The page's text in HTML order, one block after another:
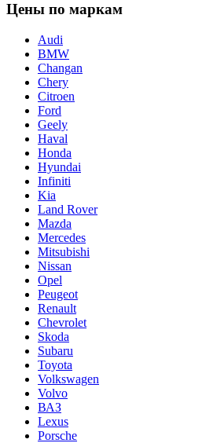
Цены по маркам
Audi
BMW
Changan
Chery
Citroen
Ford
Geely
Haval
Honda
Hyundai
Infiniti
Kia
Land Rover
Mazda
Mercedes
Mitsubishi
Nissan
Opel
Peugeot
Renault
Chevrolet
Skoda
Subaru
Toyota
Volkswagen
Volvo
ВАЗ
Lexus
Porsche